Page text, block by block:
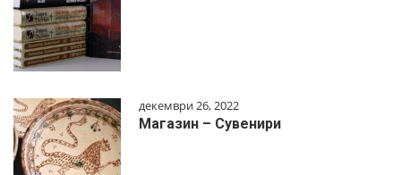
декември 26, 2022
Магазин – Сувенири